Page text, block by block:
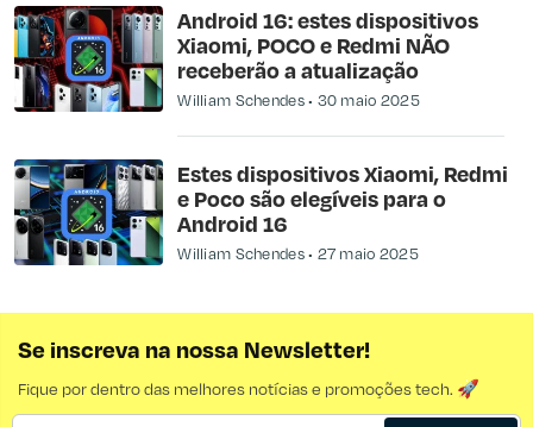
Android 16: estes dispositivos
Xiaomi, POCO e Redmi NÃO
receberão a atualização
William Schendes 30 maio 2025
Estes dispositivos Xiaomi, Redmi
e Poco são elegíveis para o
Android 16
William Schendes 27 maio 2025
Se inscreva na nossa Newsletter!
Fique por dentro das melhores notícias e promoções tech. 🚀